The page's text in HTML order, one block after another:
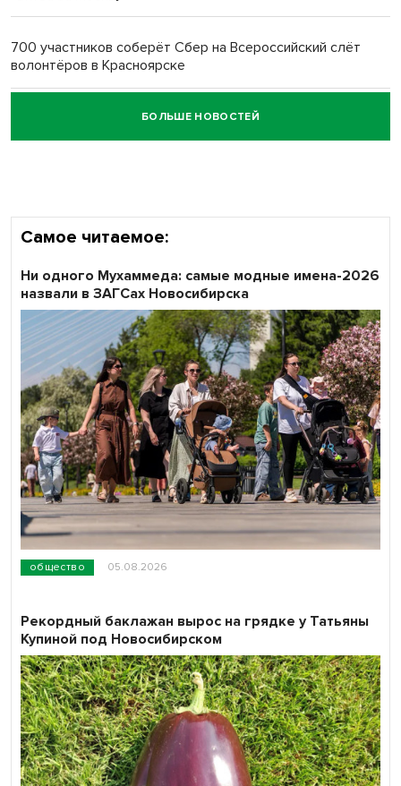
700 участников соберёт Сбер на Всероссийский слёт
волонтёров в Красноярске
Честный выбор: видеонаблюдение обеспечит
объективность результатов ЕДГ в Новосибирской
БОЛЬШЕ НОВОСТЕЙ
Самое читаемое:
общество 05.08.2026
Ни одного Мухаммеда: самые модные имена-2026
назвали в ЗАГСах Новосибирска
Рекордный баклажан вырос на грядке у Татьяны
Купиной под Новосибирском